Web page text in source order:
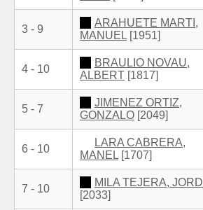
3 - 9
ARAHUETE MARTI,
MANUEL [1951]
4 - 10
BRAULIO NOVAU,
ALBERT [1817]
5 - 7
JIMENEZ ORTIZ,
GONZALO [2049]
6 - 10
LARA CABRERA,
MANEL [1707]
7 - 10
MILA TEJERA, JORDI
[2033]